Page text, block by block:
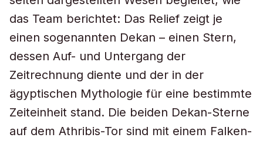
das Team berichtet: Das Relief zeigt je
einen sogenannten Dekan – einen Stern,
dessen Auf- und Untergang der
Zeitrechnung diente und der in der
ägyptischen Mythologie für eine bestimmte
Zeiteinheit stand. Die beiden Dekan-Sterne
auf dem Athribis-Tor sind mit einem Falken-